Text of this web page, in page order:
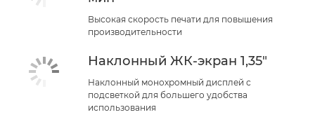
Высокая скорость печати для повышения
производительности
Наклонный ЖК-экран 1,35"
Наклонный монохромный дисплей с
подсветкой для большего удобства
использования